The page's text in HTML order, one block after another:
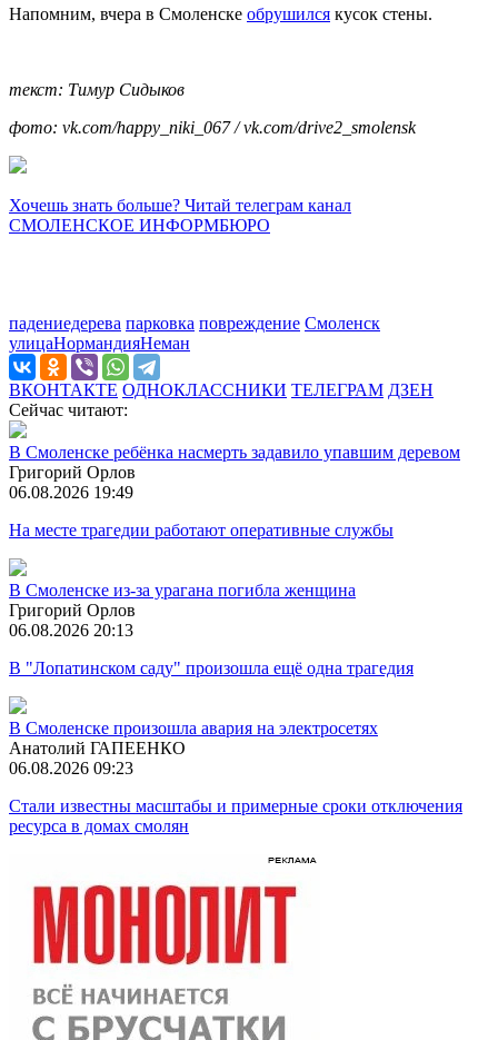
Напомним, вчера в Смоленске обрушился кусок стены.
текст: Тимур Сидыков
фото: vk.com/happy_niki_067 / vk.com/drive2_smolensk
Хочешь знать больше? Читай телеграм канал
СМОЛЕНСКОЕ ИНФОРМБЮРО
падениедерева парковка повреждение Смоленск
улицаНормандияНеман
ВКОНТАКТЕ ОДНОКЛАССНИКИ ТЕЛЕГРАМ ДЗЕН
Сейчас читают:
В Смоленске ребёнка насмерть задавило упавшим деревом
Григорий Орлов
06.08.2026 19:49
На месте трагедии работают оперативные службы
В Смоленске из-за урагана погибла женщина
Григорий Орлов
06.08.2026 20:13
В "Лопатинском саду" произошла ещё одна трагедия
В Смоленске произошла авария на электросетях
Анатолий ГАПЕЕНКО
06.08.2026 09:23
Стали известны масштабы и примерные сроки отключения
ресурса в домах смолян